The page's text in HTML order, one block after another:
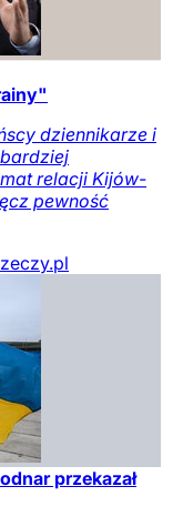
dziennikarze i
relacji Kijów-
pewność
przekazał